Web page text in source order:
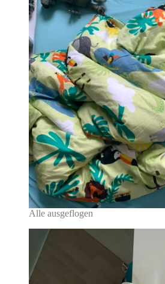
Alle ausgeflogen